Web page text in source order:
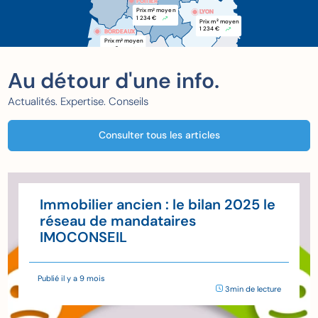
BORDEAUX
BORDEAUX
Prix m2 moyen
xxx €
Prix m2 moyen
1 234 €
LYON
Prix m2 moyen
1 234 €
Au détour d'une info.
Actualités. Expertise. Conseils
Consulter tous les articles
Immobilier ancien : le bilan 2025 le
réseau de mandataires
IMOCONSEIL
Publié il y a 9 mois
3min de lecture